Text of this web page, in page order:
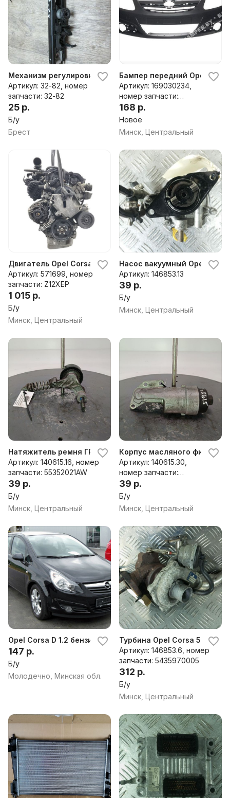
Механизм регулировки высоты ремня безопасности к
Артикул: 32-82, номер
запчасти: 32-82
25 р.
Б/у
Брест
Бампер передний Opel
Артикул: 169030234,
номер запчасти:
OPL07CO031T
168 р.
Новое
Минск, Центральный
Двигатель Opel Corsa D, 2008 г.
Артикул: 571699, номер
запчасти: Z12XEP
1 015 р.
Б/у
Минск, Центральный
Насос вакуумный Opel
Артикул: 146853.13
39 р.
Б/у
Минск, Центральный
Натяжитель ремня ГРМ Opel Corsa 55352021AW
Артикул: 140615.16, номер
запчасти: 55352021AW
39 р.
Б/у
Минск, Центральный
Корпус масляного фильтра
Артикул: 140615.30,
номер запчасти:
55560748
39 р.
Б/у
Минск, Центральный
Opel Corsa D 1.2 бензин МКПП по запчастям
147 р.
Б/у
Молодечно, Минская обл.
Турбина Opel Corsa
Артикул: 146853.6, номер
запчасти: 5435970005
312 р.
Б/у
Минск, Центральный